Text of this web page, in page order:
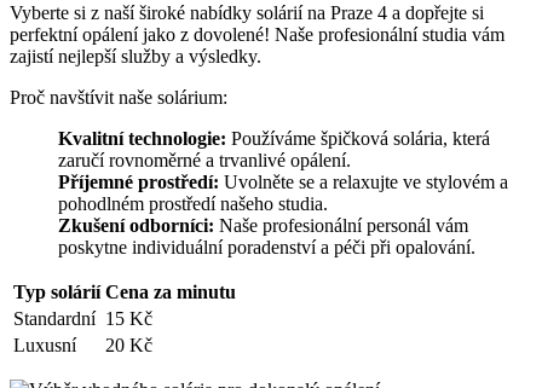
Vyberte si z⁢ naší široké nabídky solárií na Praze 4 a​ dopřejte si
perfektní⁢ opálení jako z dovolené! Naše profesionální studia vám
zajistí nejlepší⁢ služby a ⁤výsledky.
Proč navštívit naše solárium:
Kvalitní technologie: Používáme špičková solária, která
zaručí rovnoměrné a trvanlivé opálení.
Příjemné prostředí: Uvolněte se a relaxujte ve stylovém a
pohodlném prostředí našeho studia.
Zkušení odborníci: Naše profesionální personál vám
poskytne individuální poradenství a péči při opalování.
Typ solárií Cena za minutu
Standardní 15 Kč
Luxusní
20 Kč